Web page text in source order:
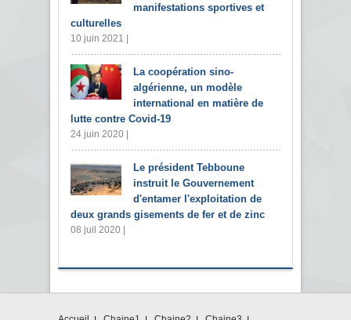
manifestations sportives et
culturelles
10 juin 2021 |
La coopération sino-
algérienne, un modèle
international en matière de
lutte contre Covid-19
24 juin 2020 |
Le président Tebboune
instruit le Gouvernement
d'entamer l'exploitation de
deux grands gisements de fer et de zinc
08 juil 2020 |